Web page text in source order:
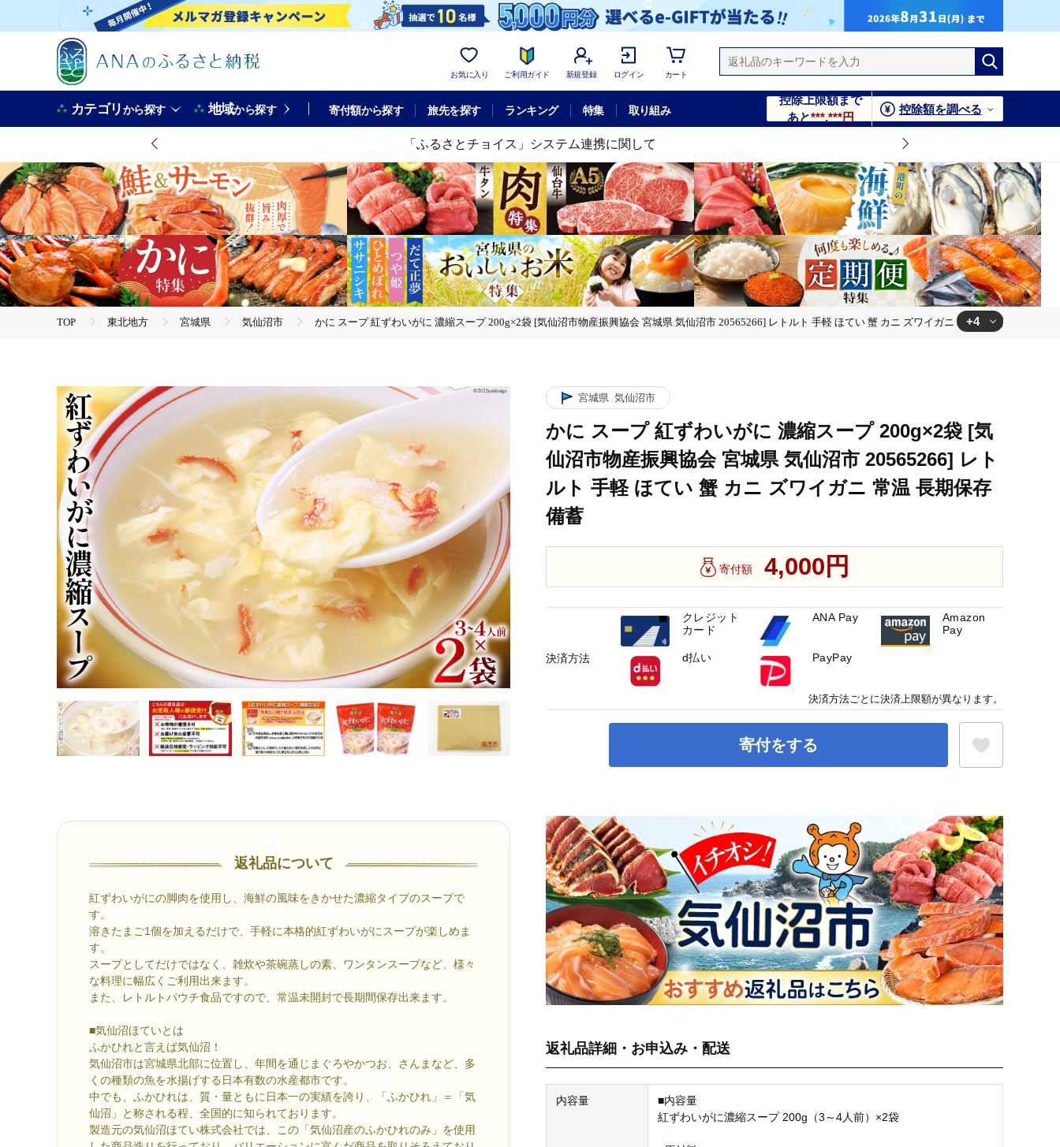
お気に入り ご利用ガイド 新規登録 ログイン カート
カテゴリから探す 地域から探す 寄付額から探す 旅先を探す ランキング 特集 取り組み
控除上限額まで
あと***,***円
控除額を調べる
「ふるさとチョイス」システム連携に関して
TOP 東北地方 宮城県 気仙沼市
かに スープ 紅ずわいがに 濃縮スープ 200g×2袋 [気仙沼市物産振興協会 宮城県 気仙沼市 20565266] レトルト 手軽 ほてい 蟹 カニ ズワイガニ 常温 長期保存 備蓄
TOP
加工食品 かに スープ 紅ずわいがに 濃縮スープ 200g×2袋 [気仙沼市物産振興協会 宮城県 気仙沼市 20565266] レトルト 手軽 ほてい 蟹 カニ ズワイガニ 常温 長期保存 備蓄
+4
返礼品について
紅ずわいがにの脚肉を使用し、海鮮の風味をきかせた濃縮タイプのスープで
す。
溶きたまご1個を加えるだけで、手軽に本格的紅ずわいがにスープが楽しめま
す。
スープとしてだけではなく、雑炊や茶碗蒸しの素、ワンタンスープなど、様々
な料理に幅広くご利用出来ます。
また、レトルトパウチ食品ですので、常温未開封で長期間保存出来ます。
■気仙沼ほていとは
ふかひれと言えば気仙沼！
気仙沼市は宮城県北部に位置し、年間を通じまぐろやかつお、さんまなど、多
くの種類の魚を水揚げする日本有数の水産都市です。
中でも、ふかひれは、質・量ともに日本一の実績を誇り、「ふかひれ」＝「気
仙沼」と称される程、全国的に知られております。
製造元の気仙沼ほてい株式会社では、この「気仙沼産のふかひれのみ」を使用
宮城県 気仙沼市
かに スープ 紅ずわいがに 濃縮スープ 200g×2袋 [気
仙沼市物産振興協会 宮城県 気仙沼市 20565266] レト
ルト 手軽 ほてい 蟹 カニ ズワイガニ 常温 長期保存
備蓄
寄付額 4,000円
寄付をする
お気に入り登録
返礼品詳細・お申込み・配送
内容量
■内容量
紅ずわいがに濃縮スープ 200g（3～4人前）×2袋
決済方法
クレジット
カード
ANA Pay
Amazon
Pay
d払い PayPay
決済方法ごとに決済上限額が異なります。